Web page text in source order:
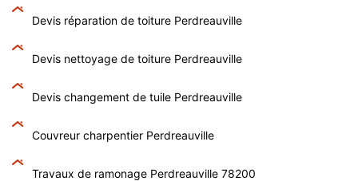
Devis réparation de toiture Perdreauville
Devis nettoyage de toiture Perdreauville
Devis changement de tuile Perdreauville
Couvreur charpentier Perdreauville
Travaux de ramonage Perdreauville 78200